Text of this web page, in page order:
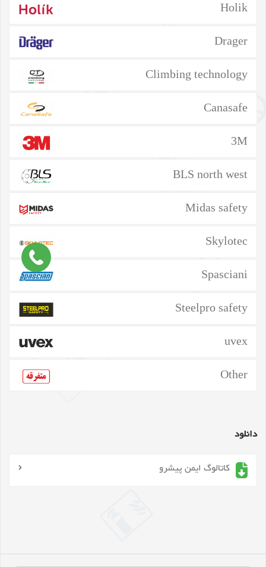
Holik
Drager
Climbing technology
Canasafe
3M
BLS north west
Midas safety
Skylotec
Spasciani
Steelpro safety
uvex
Other
دانلود
کاتالوگ ایمن پیشرو